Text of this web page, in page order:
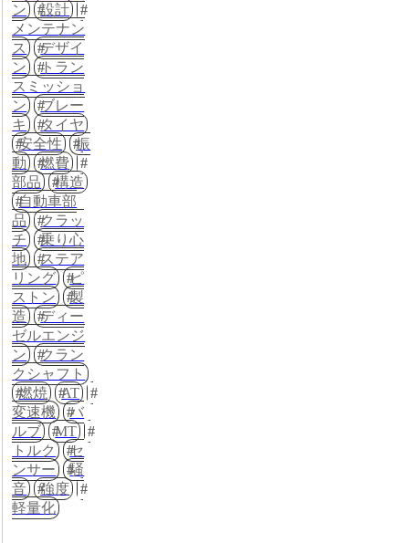
ン
設計
メンテナン
ス
デザイ
ン
トラン
スミッショ
ン
ブレー
キ
タイヤ
安全性
振
動
燃費
部品
構造
自動車部
品
クラッ
チ
乗り心
地
ステア
リング
ピ
ストン
製
造
ディー
ゼルエンジ
ン
クラン
クシャフト
燃焼
AT
変速機
バ
ルブ
MT
トルク
セ
ンサー
騒
音
強度
軽量化